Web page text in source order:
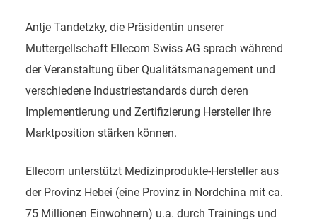
Antje Tandetzky, die Präsidentin unserer
Muttergellschaft Ellecom Swiss AG sprach während
der Veranstaltung über Qualitätsmanagement und
verschiedene Industriestandards durch deren
Implementierung und Zertifizierung Hersteller ihre
Marktposition stärken können.
Ellecom unterstützt Medizinprodukte-Hersteller aus
der Provinz Hebei (eine Provinz in Nordchina mit ca.
75 Millionen Einwohnern) u.a. durch Trainings und